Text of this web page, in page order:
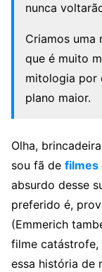
nunca
Criamos uma
que é muito
mitologia por
plano maior.
Olha,
sou fã de filmes
absurdo desse
preferido é,
(Emmerich
filme
essa história de